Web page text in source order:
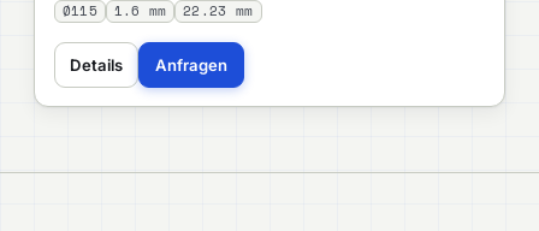
Ø115 1.6 mm 22.23 mm
Details Anfragen